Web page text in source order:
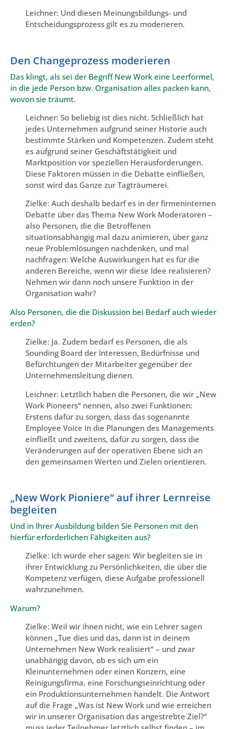
Leichner: Und diesen Meinungsbildungs- und
Entscheidungsprozess gilt es zu moderieren.
Den Changeprozess moderieren
Das klingt, als sei der Begriff New Work eine Leerformel,
in die jede Person bzw. Organisation alles packen kann,
wovon sie träumt.
Leichner: So beliebig ist dies nicht. Schließlich hat
jedes Unternehmen aufgrund seiner Historie auch
bestimmte Stärken und Kompetenzen. Zudem steht
es aufgrund seiner Geschäftstätigkeit und
Marktposition vor speziellen Herausforderungen.
Diese Faktoren müssen in die Debatte einfließen,
sonst wird das Ganze zur Tagträumerei.
Zielke: Auch deshalb bedarf es in der firmeninternen
Debatte über das Thema New Work Moderatoren –
also Personen, die die Betroffenen
situationsabhängig mal dazu animieren, über ganz
neue Problemlösungen nachdenken, und mal
nachfragen: Welche Auswirkungen hat es für die
anderen Bereiche, wenn wir diese Idee realisieren?
Nehmen wir dann noch unsere Funktion in der
Organisation wahr?
Also Personen, die die Diskussion bei Bedarf auch wieder
erden?
Zielke: Ja. Zudem bedarf es Personen, die als
Sounding Board der Interessen, Bedürfnisse und
Befürchtungen der Mitarbeiter gegenüber der
Unternehmensleitung dienen.
Leichner: Letztlich haben die Personen, die wir „New
Work Pioneers“ nennen, also zwei Funktionen:
Erstens dafür zu sorgen, dass das sogenannte
Employee Voice in die Planungen des Managements
einfließt und zweitens, dafür zu sorgen, dass die
Veränderungen auf der operativen Ebene sich an
den gemeinsamen Werten und Zielen orientieren.
„New Work Pioniere“ auf ihrer Lernreise
begleiten
Und in Ihrer Ausbildung bilden Sie Personen mit den
hierfür erforderlichen Fähigkeiten aus?
Zielke: Ich würde eher sagen: Wir begleiten sie in
ihrer Entwicklung zu Persönlichkeiten, die über die
Kompetenz verfügen, diese Aufgabe professionell
wahrzunehmen.
Warum?
Zielke: Weil wir ihnen nicht, wie ein Lehrer sagen
können „Tue dies und das, dann ist in deinem
Unternehmen New Work realisiert“ – und zwar
unabhängig davon, ob es sich um ein
Kleinunternehmen oder einen Konzern, eine
Reinigungsfirma, eine Forschungseinrichtung oder
ein Produktionsunternehmen handelt. Die Antwort
auf die Frage „Was ist New Work und wie erreichen
wir in unserer Organisation das angestrebte Ziel?“